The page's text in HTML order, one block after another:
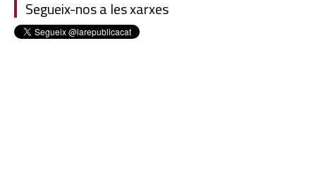
Segueix-nos a les xarxes